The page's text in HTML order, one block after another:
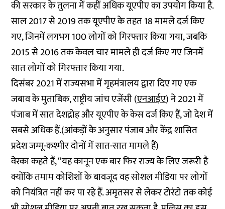
की सरकार के तुलना में कहीं अधिक यूएपीए का उपयोग किया है.
साल 2017 से 2019 तक यूएपीए के तहत 18 मामले दर्ज किए
गए, जिनमें लगभग 100 लोगों को गिरफ्तार किया गया, जबकि
2015 से 2016 तक केवल चार मामले ही दर्ज किए गए जिनमें
सात लोगों को गिरफ्तार किया गया.
दिसंबर 2021 में राज्यसभा में गृहमंत्रालय द्वारा दिए गए एक
जबाव के मुताबिक, राष्ट्रीय जांच एजेंसी (एनआईए) ने 2021 में
पंजाब में सात देशद्रोह और यूएपीए के केस दर्ज किए हैं, जो देश में
सबसे अधिक हैं.(आंकड़ों के अनुसार पंजाब और केंद्र शासित
प्रदेश जम्मू-कश्मीर दोनों में सात-सात मामले हैं)
वेरका कहते हैं, “यह कानून एक बार फिर राज्य के लिए जरूरी है
क्योंकि तमाम कोशिशों के बावजूद वह सोशल मीडिया पर लोगों
को नियंत्रित नहीं कर पा रहे हैं. अमृतसर से लेकर टोरंटो तक कोई